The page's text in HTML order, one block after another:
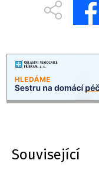
Související